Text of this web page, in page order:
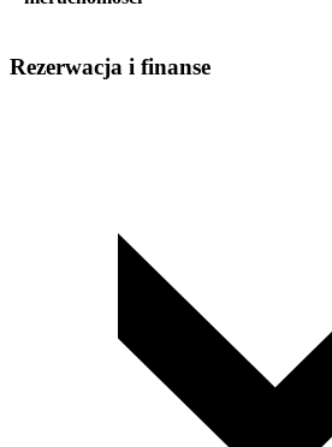
Rezerwacja i finanse